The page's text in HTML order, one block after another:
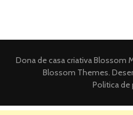
Dona de casa criativaBlossom
Blossom Themes.
Politica de